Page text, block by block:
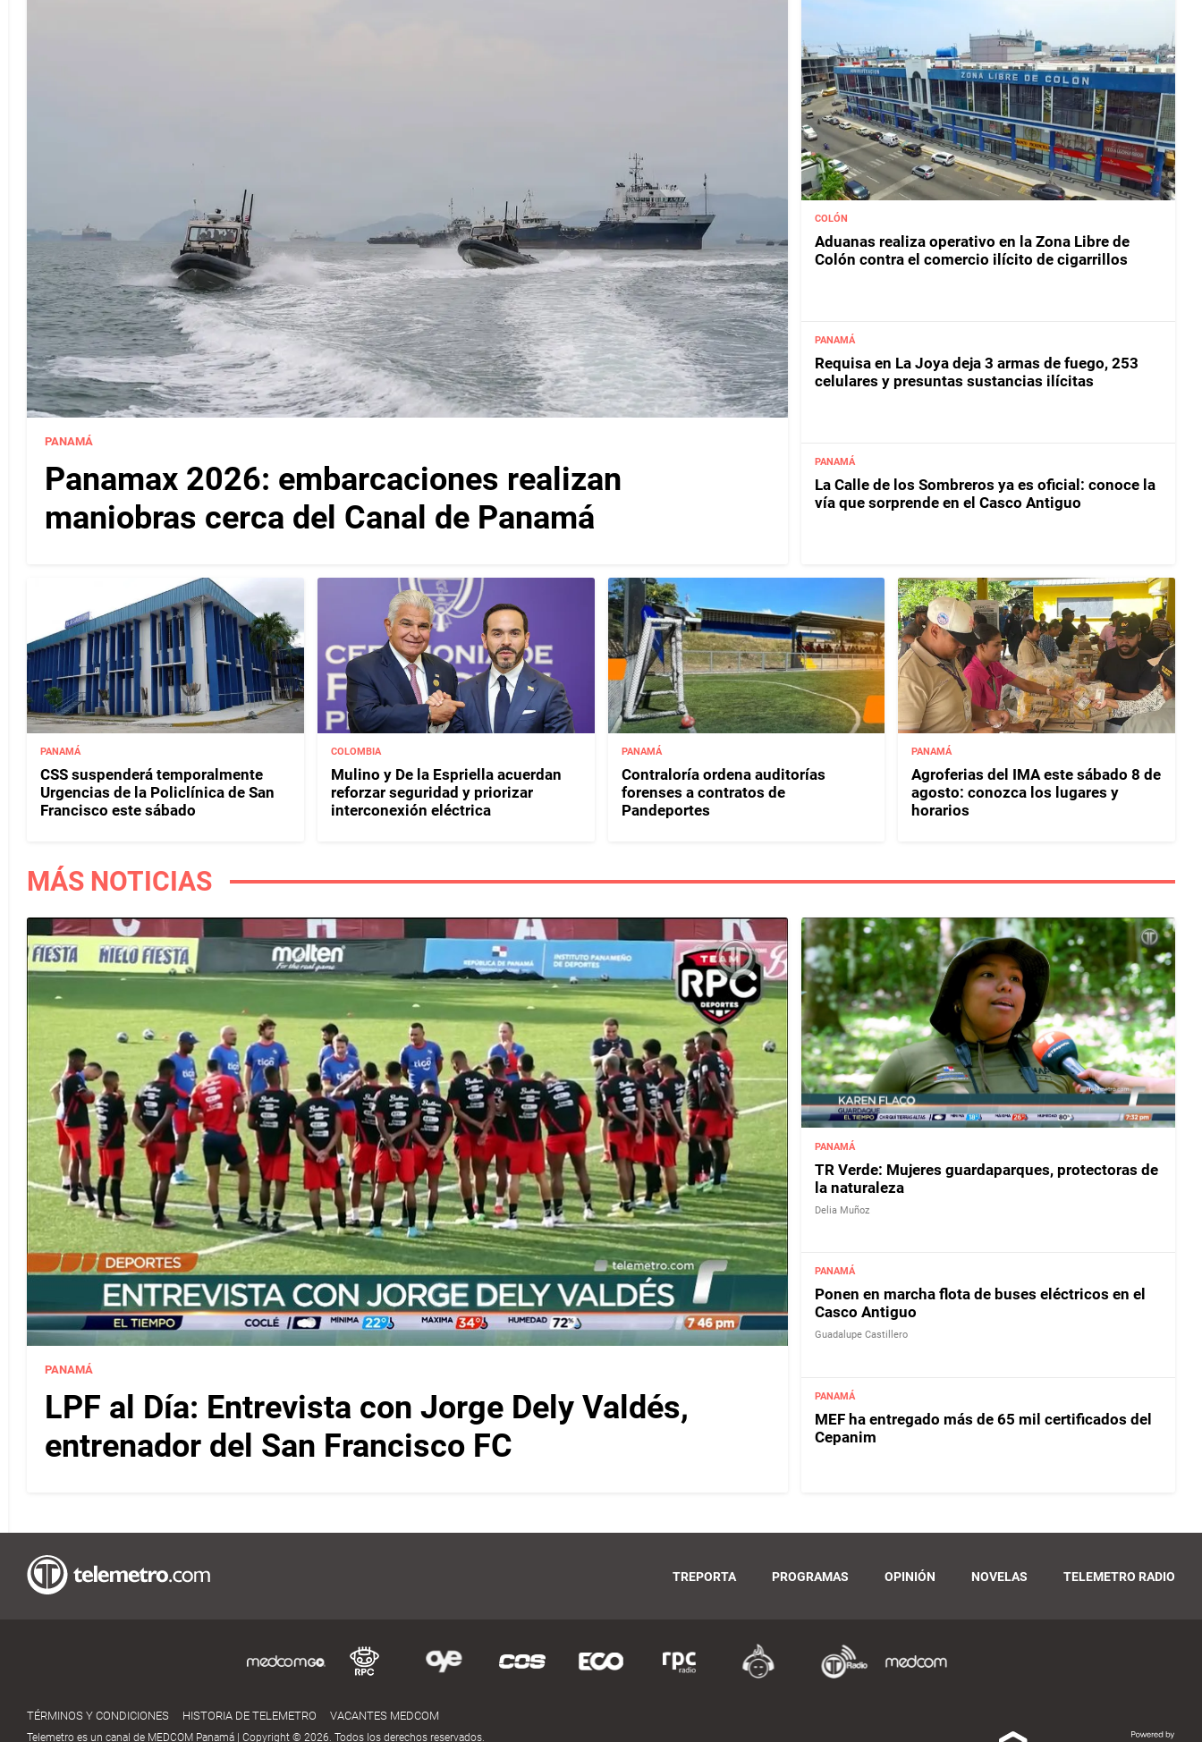
PANAMÁ
Panamax 2026: embarcaciones realizan
maniobras cerca del Canal de Panamá
COLÓN
Aduanas realiza operativo en la Zona Libre de
Colón contra el comercio ilícito de cigarrillos
PANAMÁ
Requisa en La Joya deja 3 armas de fuego, 253
celulares y presuntas sustancias ilícitas
PANAMÁ
La Calle de los Sombreros ya es oficial: conoce la
vía que sorprende en el Casco Antiguo
PANAMÁ
CSS suspenderá temporalmente
Urgencias de la Policlínica de San
Francisco este sábado
COLOMBIA
Mulino y De la Espriella acuerdan
reforzar seguridad y priorizar
interconexión eléctrica
PANAMÁ
Contraloría ordena auditorías
forenses a contratos de
Pandeportes
PANAMÁ
Agroferias del IMA este sábado 8 de
agosto: conozca los lugares y
horarios
MÁS NOTICIAS
PANAMÁ
LPF al Día: Entrevista con Jorge Dely Valdés,
entrenador del San Francisco FC
PANAMÁ
TR Verde: Mujeres guardaparques, protectoras de
la naturaleza
Delia Muñoz
PANAMÁ
Ponen en marcha flota de buses eléctricos en el
Casco Antiguo
Guadalupe Castillero
PANAMÁ
MEF ha entregado más de 65 mil certificados del
Cepanim
TREPORTA PROGRAMAS OPINIÓN NOVELAS TELEMETRO RADIO
TÉRMINOS Y CONDICIONES HISTORIA DE TELEMETRO VACANTES MEDCOM
Telemetro es un canal de MEDCOM Panamá | Copyright © 2026. Todos los derechos reservados.